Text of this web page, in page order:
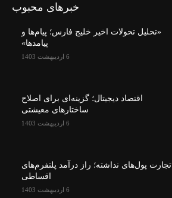
خبرهای محبوب
«تحلیل تحولات اخیر خلیج فارس؛ پیام‌ها و
پیامدها»
6 اردیبهشت 1403
اقتصاد دیجیتال؛ گزینه‌ای برای اصلاح
ساختارهای معیشتی
6 اردیبهشت 1403
تجارت پول‌های نداشته؛ راز درآمد پلتفرم‌های
اقساطی
6 اردیبهشت 1403